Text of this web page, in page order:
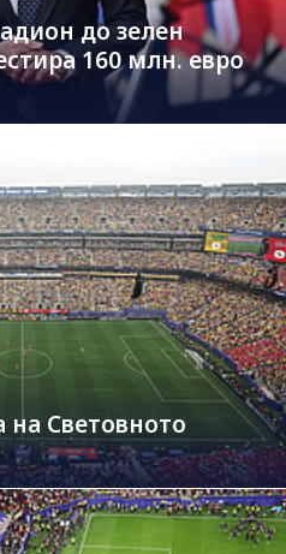
до зелен
160 млн. евро
на Световното